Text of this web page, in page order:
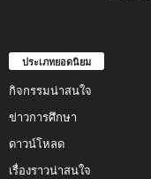
ประเภทยอดนิยม
กิจกรรมน่าสนใจ
ข่าวการศึกษา
ดาวน์โหลด
เรื่องราวน่าสนใจ